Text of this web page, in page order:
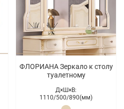
ФЛОРИАНА Зеркало к столу
туалетному
Д×Ш×В:
1110/500/890(мм)